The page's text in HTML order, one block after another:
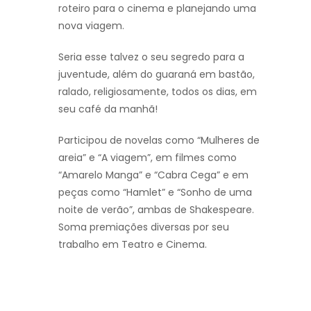
roteiro para o cinema e planejando uma
nova viagem.
Seria esse talvez o seu segredo para a
juventude, além do guaraná em bastão,
ralado, religiosamente, todos os dias, em
seu café da manhã!
Participou de novelas como “Mulheres de
areia” e “A viagem”, em filmes como
“Amarelo Manga” e “Cabra Cega” e em
peças como “Hamlet” e “Sonho de uma
noite de verão”, ambas de Shakespeare.
Soma premiações diversas por seu
trabalho em Teatro e Cinema.